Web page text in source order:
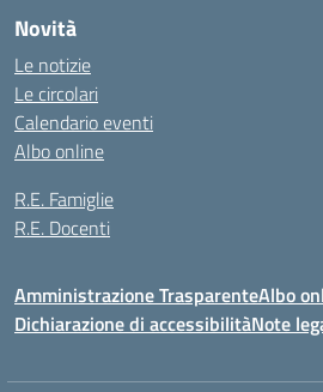
Novità
Le notizie
Le circolari
Calendario eventi
Albo online
R.E. Famiglie
R.E. Docenti
Amministrazione TrasparenteAlbo
Dichiarazione di accessibilitàNote